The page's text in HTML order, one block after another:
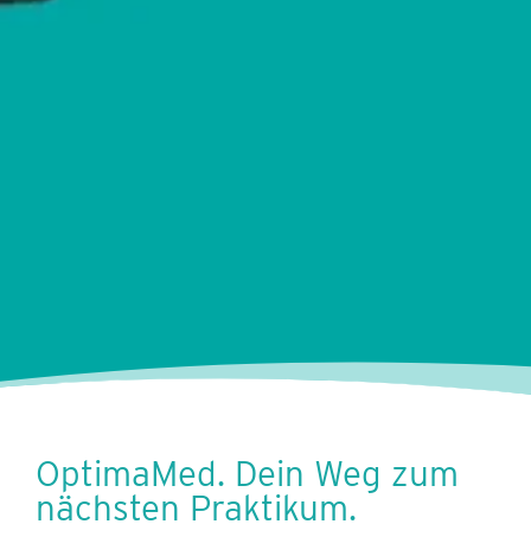
OptimaMed. Dein Weg zum
nächsten Praktikum.